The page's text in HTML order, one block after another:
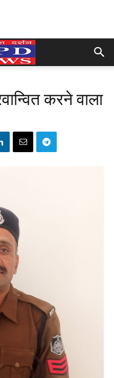
करने वाला